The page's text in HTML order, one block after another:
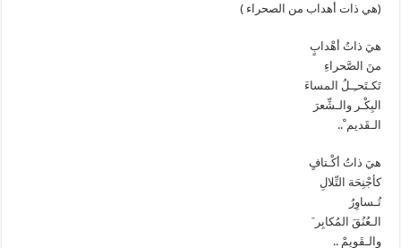
(هي ذات أهداب من الصحراء )
هيَ ذاتُ أهْدابٍ
منَ الصَّحراءِ
تَكـتَحـِـلُ المساءَ
البِكْـر والـشِّعرَ
الـقَديم ْ..
هيَ ذاتُ أكْـتافٍ
كأجْنِحَة التِّلالِ
تُـساوِرُ
الـعُنُقَ المُكابِر َ
والـقَويمْ ..